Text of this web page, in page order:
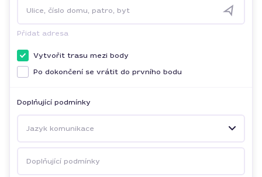
Ulice, číslo domu, patro, byt
Přidat adresa
Vytvořit trasu mezi body
Po dokončení se vrátit do prvního bodu
Doplňující podmínky
Jazyk komunikace
Doplňující podmínky